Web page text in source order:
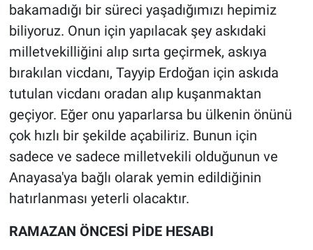
bakamadığı bir süreci yaşadığımızı hepimiz
biliyoruz. Onun için yapılacak şey askıdaki
milletvekilliğini alıp sırta geçirmek, askıya
bırakılan vicdanı, Tayyip Erdoğan için askıda
tutulan vicdanı oradan alıp kuşanmaktan
geçiyor. Eğer onu yaparlarsa bu ülkenin önünü
çok hızlı bir şekilde açabiliriz. Bunun için
sadece ve sadece milletvekili olduğunun ve
Anayasa'ya bağlı olarak yemin edildiğinin
hatırlanması yeterli olacaktır.
RAMAZAN ÖNCESİ PİDE HESABI